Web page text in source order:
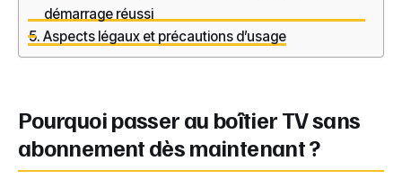
démarrage réussi
Aspects légaux et précautions d’usage
Pourquoi passer au boîtier TV sans
abonnement dès maintenant ?